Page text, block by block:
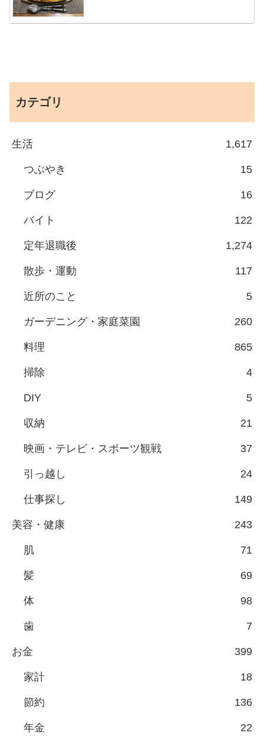
カテゴリ
生活 1,617
つぶやき 15
ブログ 16
バイト 122
定年退職後 1,274
散歩・運動 117
近所のこと 5
ガーデニング・家庭菜園 260
料理 865
掃除 4
DIY 5
収納 21
映画・テレビ・スポーツ観戦 37
引っ越し 24
仕事探し 149
美容・健康 243
肌 71
髪 69
体 98
歯 7
お金 399
家計 18
節約 136
年金 22